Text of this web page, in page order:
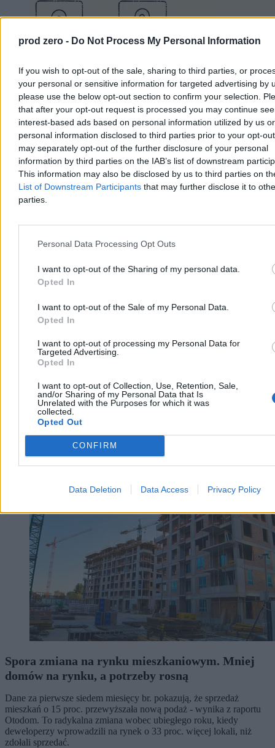
prod zero - Do Not Process My Personal Information
If you wish to opt-out of the sale, sharing to third parties, or
your personal or sensitive information for targeted advertising by
please use the below opt-out section to confirm your selection.
that after your opt-out request is processed you may continue
interest-based ads based on personal information utilized by us or
personal information disclosed to third parties prior to your opt-
may separately opt-out of the further disclosure of your personal
information by third parties on the IAB’s list of downstream
This information may also be disclosed by us to third parties on
List of Downstream Participants that may further disclose it to
parties.
Personal Data Processing Opt Outs
I want to opt-out of the Sharing of my personal data.
Opted In
I want to opt-out of the Sale of my Personal Data.
Opted In
I want to opt-out of processing my Personal Data for
Targeted Advertising.
Opted In
I want to opt-out of Collection, Use, Retention, Sale,
and/or Sharing of my Personal Data that Is
Unrelated with the Purposes for which it was
collected.
Opted Out
CONFIRM
Data Deletion Data Access Privacy Policy
Wolą kasę od legitymacji, czyli jak w Warszawie
„odpolityczniono” spółki
Mamy sukces! Udało się w Warszawie odpolitycznić zarządy
miejskich spółek. 14 zarządzających, którzy mieli legitymacje
partyjne, odeszło z partii. Od teraz będą niepartyjnymi ekspertami.
Wczoraj 14:19
Reklama
Biznes
Spora zmiana na rynku mieszkaniowym. Mniej
domów na rynku, a potrzeby rosną
Dane za pierwsze siedem miesięcy br. pokazują, że sprzedaż
mieszkań o 15 proc. przewyższała nową podaż - wynika z raportu
Otodom. To radykalna zmiana wobec ubiegłego roku, kiedy
deweloperzy wprowadzili na rynek o 33 proc. więcej lokali, niż
zdołali sprzedać.